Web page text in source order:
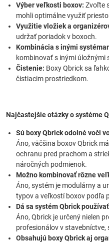
Výber veľkosti boxov: Zvoľte
mohli optimálne využiť
Využitie vložiek a
udržať poriadok v boxoch.
Kombinácia s inými
kombinovať s inými úložnými
Čistenie: Boxy Qbrick sa
čistiacim prostriedkom.
Najčastejšie otázky o systéme
Sú boxy Qbrick odolné voči
Áno, väčšina boxov Qbrick
ochranu pred prachom a
náročných podmienok.
Možno kombinovať rôzne
Áno, systém je modulárny a
typov a veľkostí boxov podľa
Dá sa systém Qbrick
Áno, Qbrick je určený nielen
profesionálov v stavebníctve,
Obsahujú boxy Qbrick aj